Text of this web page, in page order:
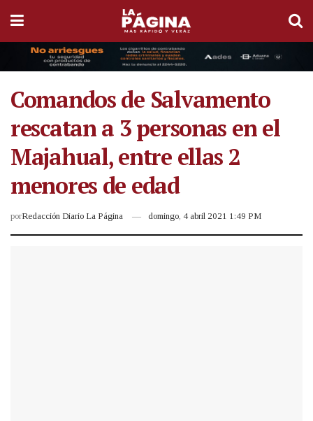
Comandos de Salvamento
rescatan a 3 personas en el
Majahual, entre ellas 2
menores de edad
porRedacción Diario La Página domingo, 4 abril 2021 1:49 PM